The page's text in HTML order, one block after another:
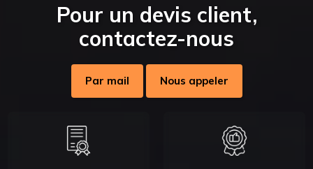
Pour un devis client,
contactez-nous
Par mail Nous appeler